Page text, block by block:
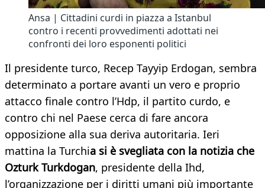
Ansa | Cittadini curdi in piazza a Istanbul
contro i recenti provvedimenti adottati nei
confronti dei loro esponenti politici
Il presidente turco, Recep Tayyip Erdogan, sembra
determinato a portare avanti un vero e proprio
attacco finale contro l’Hdp, il partito curdo, e
contro chi nel Paese cerca di fare ancora
opposizione alla sua deriva autoritaria. Ieri
mattina la Turchia si è svegliata con la notizia che
Ozturk Turkdogan, presidente della Ihd,
l’organizzazione per i diritti umani più importante